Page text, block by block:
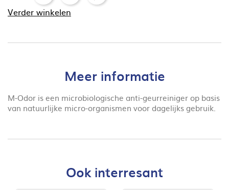
Verder winkelen
Meer informatie
M-Odor is een microbiologische anti-geurreiniger op basis
van natuurlijke micro-organismen voor dagelijks gebruik.
Ook interresant